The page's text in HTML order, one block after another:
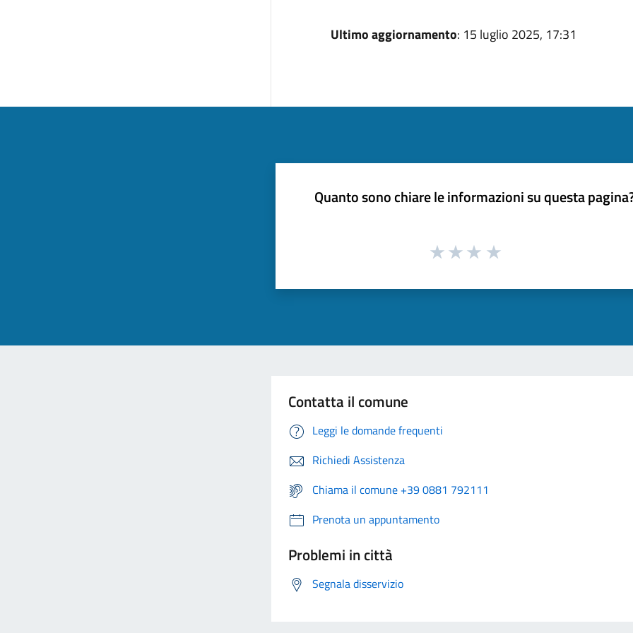
Ultimo aggiornamento: 15 luglio 2025, 17:31
Quanto sono chiare le informazioni su questa
Contatta il comune
Leggi le domande frequenti
Richiedi Assistenza
Chiama il comune +39 0881 792111
Prenota un appuntamento
Problemi in città
Segnala disservizio